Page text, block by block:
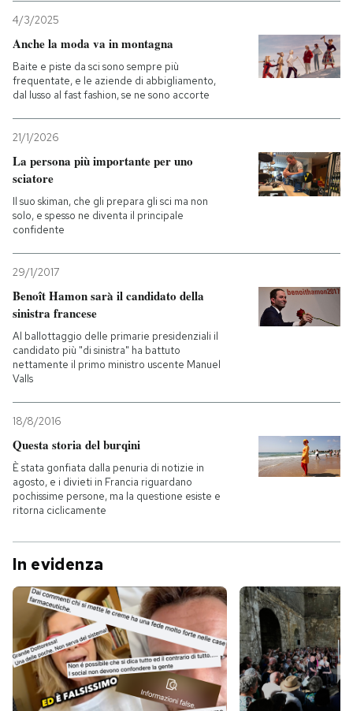
4/3/2025
Anche la moda va in montagna
Baite e piste da sci sono sempre più
frequentate, e le aziende di abbigliamento,
dal lusso al fast fashion, se ne sono accorte
21/1/2026
La persona più importante per uno
sciatore
Il suo skiman, che gli prepara gli sci ma non
solo, e spesso ne diventa il principale
confidente
29/1/2017
Benoît Hamon sarà il candidato della
sinistra francese
Al ballottaggio delle primarie presidenziali il
candidato più "di sinistra" ha battuto
nettamente il primo ministro uscente Manuel
Valls
18/8/2016
Questa storia del burqini
È stata gonfiata dalla penuria di notizie in
agosto, e i divieti in Francia riguardano
pochissime persone, ma la questione esiste e
ritorna ciclicamente
In evidenza